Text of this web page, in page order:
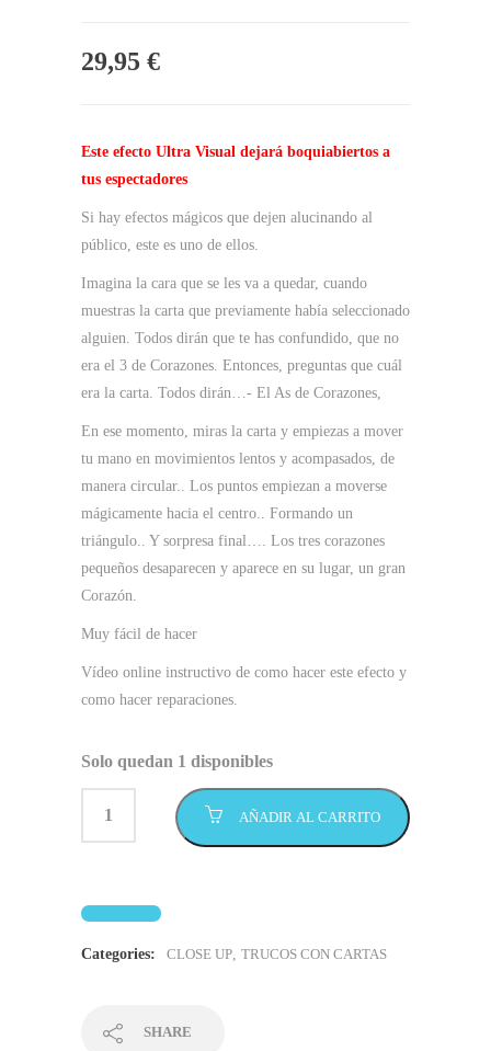
29,95 €
Este efecto Ultra Visual dejará boquiabiertos a
tus espectadores
Si hay efectos mágicos que dejen alucinando al
público, este es uno de ellos.
Imagina la cara que se les va a quedar, cuando
muestras la carta que previamente había seleccionado
alguien. Todos dirán que te has confundido, que no
era el 3 de Corazones. Entonces, preguntas que cuál
era la carta. Todos dirán…- El As de Corazones,
En ese momento, miras la carta y empiezas a mover
tu mano en movimientos lentos y acompasados, de
manera circular.. Los puntos empiezan a moverse
mágicamente hacia el centro.. Formando un
triángulo.. Y sorpresa final…. Los tres corazones
pequeños desaparecen y aparece en su lugar, un gran
Corazón.
Muy fácil de hacer
Vídeo online instructivo de como hacer este efecto y
como hacer reparaciones.
Solo quedan 1 disponibles
AÑADIR AL CARRITO
Categories: CLOSE UP, TRUCOS CON CARTAS
SHARE